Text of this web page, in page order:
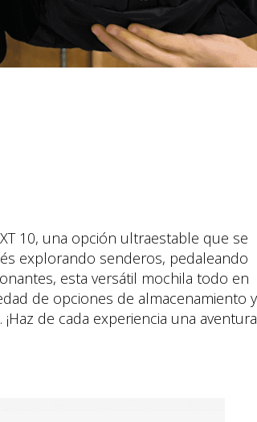
10, una opción ultraestable que se
explorando senderos, pedaleando
esta versátil mochila todo en
de opciones de almacenamiento y
de cada experiencia una aventura